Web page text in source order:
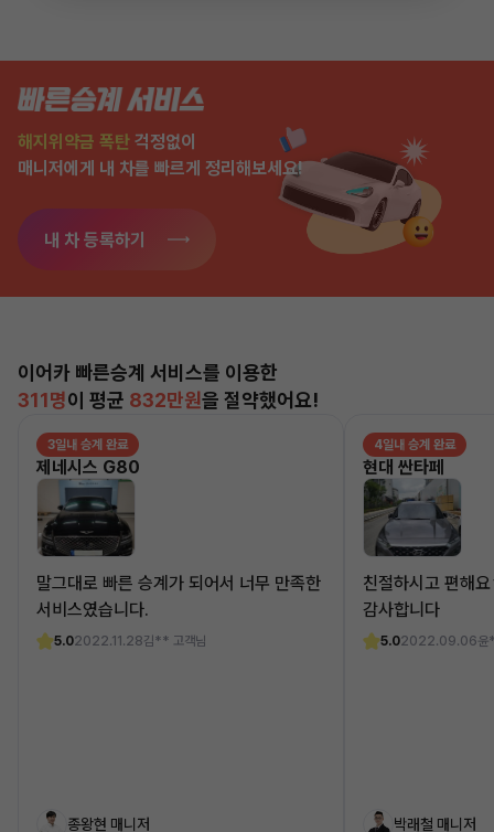
해지위약금 폭탄 걱정없이
매니저에게 내 차를 빠르게 정리해보세요!
내 차 등록하기
이어카 빠른승계 서비스를 이용한
311명이 평균 832만원을 절약했어요!
3일내 승계 완료
제네시스 G80
말그대로 빠른 승계가 되어서 너무 만족한
서비스였습니다.
5.02022.11.28김** 고객님
종왕현 매니저
4일내 승계 완료
현대 싼타페
친절하시고 편해
감사합니다
5.02022.09.06윤
박래철 매니저